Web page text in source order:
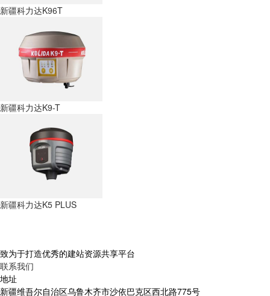
新疆科力达K96T
新疆科力达K9-T
新疆科力达K5 PLUS
致为于打造优秀的建站资源共享平台
联系我们
地址
新疆维吾尔自治区乌鲁木齐市沙依巴克区西北路775号